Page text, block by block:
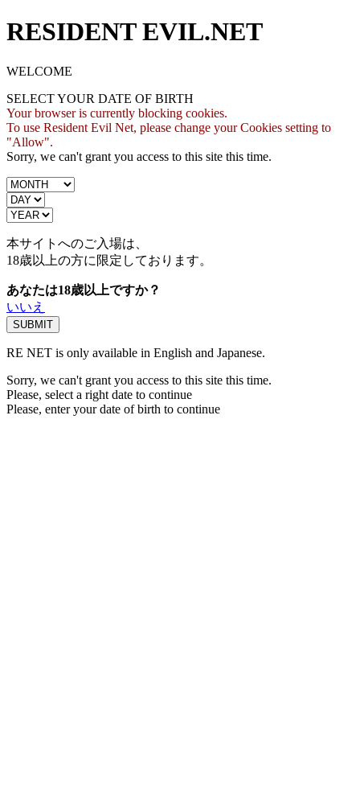
RESIDENT EVIL.NET
WELCOME
SELECT YOUR DATE OF BIRTH
Your browser is currently blocking cookies.
To use Resident Evil Net, please change your Cookies setting to
"Allow".
Sorry, we can't grant you access to this site this time.
本サイトへのご入場は、
18歳以上の方に限定しております。
あなたは18歳以上ですか？
いいえ
RE NET is only available in English and Japanese.
Sorry, we can't grant you access to this site this time.
Please, select a right date to continue
Please, enter your date of birth to continue